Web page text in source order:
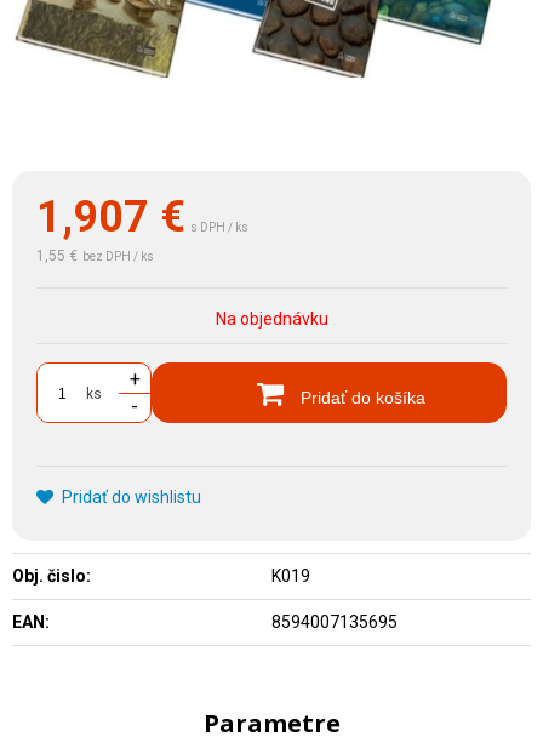
1,907 € s DPH / ks
1,55 € bez DPH / ks
Na objednávku
ks
+
-
Pridať do košíka
Pridať do wishlistu
Obj. čislo: K019
EAN: 8594007135695
Parametre